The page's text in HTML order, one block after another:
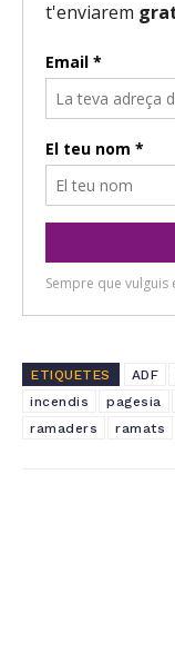
ETIQUETES ADF
incendis
pagesia
ramaders
ramats